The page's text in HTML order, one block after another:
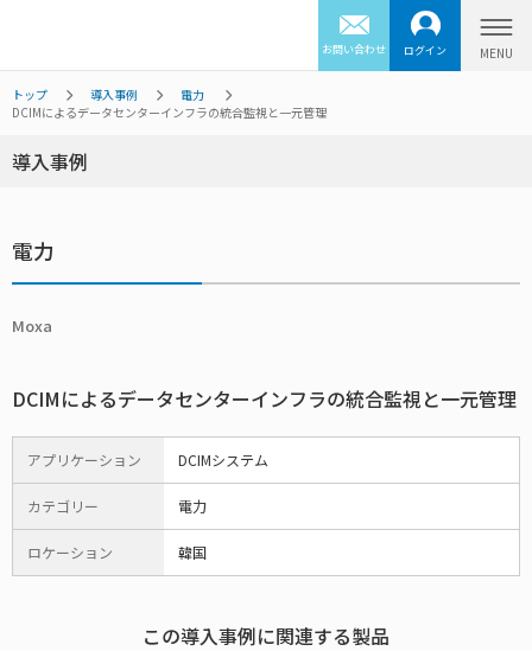
お問い合わせ ログイン
トップ 導入事例
電力
DCIMによるデータセンターインフラの統合監視と一元管理
導入事例
電力
Moxa
DCIMによるデータセンターインフラの統合監視と一元管理
アプリケーション DCIMシステム
カテゴリー 電力
ロケーション 韓国
この導入事例に関連する製品